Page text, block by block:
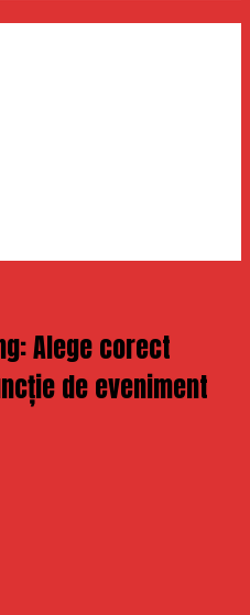
Alege corect
de eveniment